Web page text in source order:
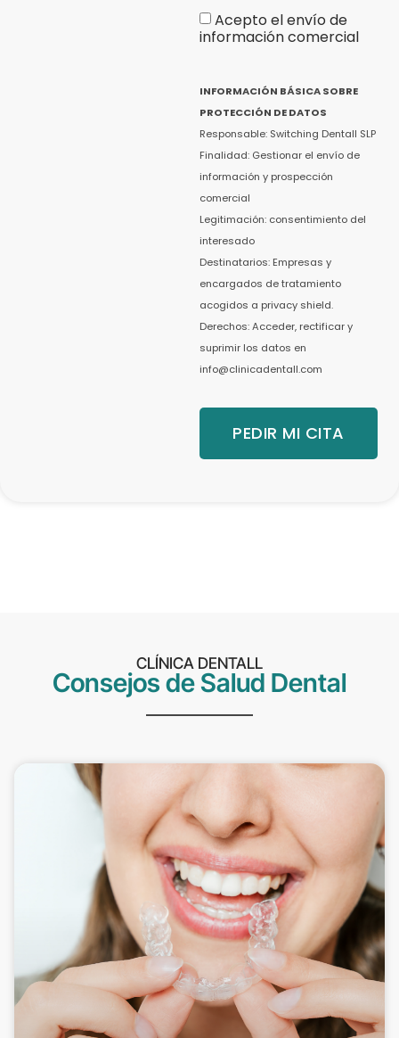
Acepto el envío de
información comercial
INFORMACIÓN BÁSICA SOBRE
PROTECCIÓN DE DATOS
Responsable: Switching Dentall SLP
Finalidad: Gestionar el envío de
información y prospección
comercial
Legitimación: consentimiento del
interesado
Destinatarios: Empresas y
encargados de tratamiento
acogidos a privacy shield.
Derechos: Acceder, rectificar y
suprimir los datos en
info@clinicadentall.com
PEDIR MI CITA
CLÍNICA DENTALL
Consejos de Salud Dental